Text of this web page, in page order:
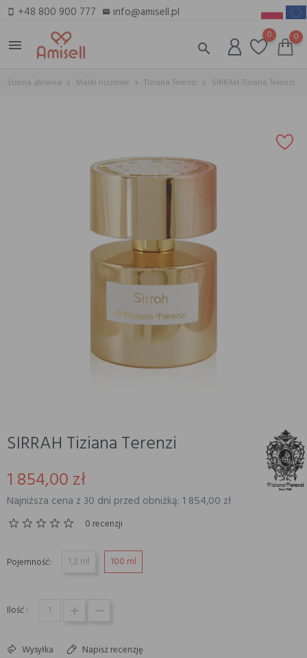
smartphone +48 800 900 777 email info@amisell.pl
menu
search
0 0
Strona główna Marki niszowe Tiziana Terenzi SIRRAH Tiziana Terenzi
SIRRAH Tiziana Terenzi
1 854,00 zł
Najniższa cena z 30 dni przed obniżką: 1 854,00 zł
0 recenzji
Pojemność: 1,2 ml 100 ml
Ilość :
Wysyłka Napisz recenzję